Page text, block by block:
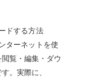
ドする方法
ターネットを使
覧・編集・ダウ
。実際に、